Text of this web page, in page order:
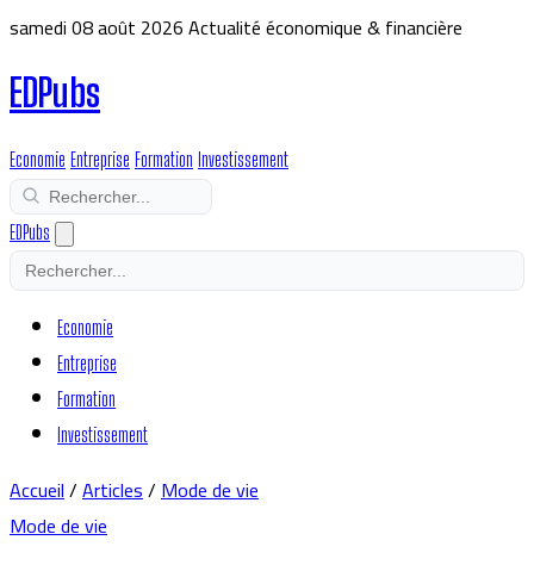
samedi 08 août 2026Actualité économique & financière
EDPubs
Economie Entreprise Formation Investissement
EDPubs
Economie
Entreprise
Formation
Investissement
Accueil/Articles/Mode de vie
Mode de vie